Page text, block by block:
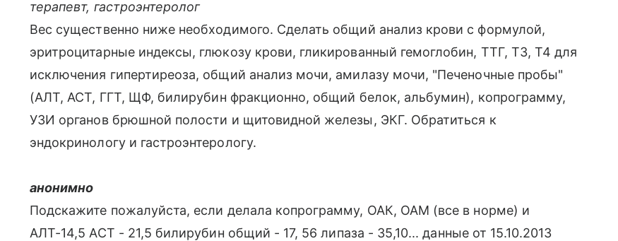
терапевт, гастроэнтеролог
Вес существенно ниже необходимого. Сделать общий анализ крови с формулой,
эритроцитарные индексы, глюкозу крови, гликированный гемоглобин, ТТГ, Т3, Т4 для
исключения гипертиреоза, общий анализ мочи, амилазу мочи, "Печеночные пробы"
(АЛТ, АСТ, ГГТ, ЩФ, билирубин фракционно, общий белок, альбумин), копрограмму,
УЗИ органов брюшной полости и щитовидной железы, ЭКГ. Обратиться к
эндокринологу и гастроэнтерологу.
анонимно
Подскажите пожалуйста, если делала копрограмму, ОАК, ОАМ (все в норме) и
АЛТ-14,5 АСТ - 21,5 билирубин общий - 17, 56 липаза - 35,10... данные от 15.10.2013